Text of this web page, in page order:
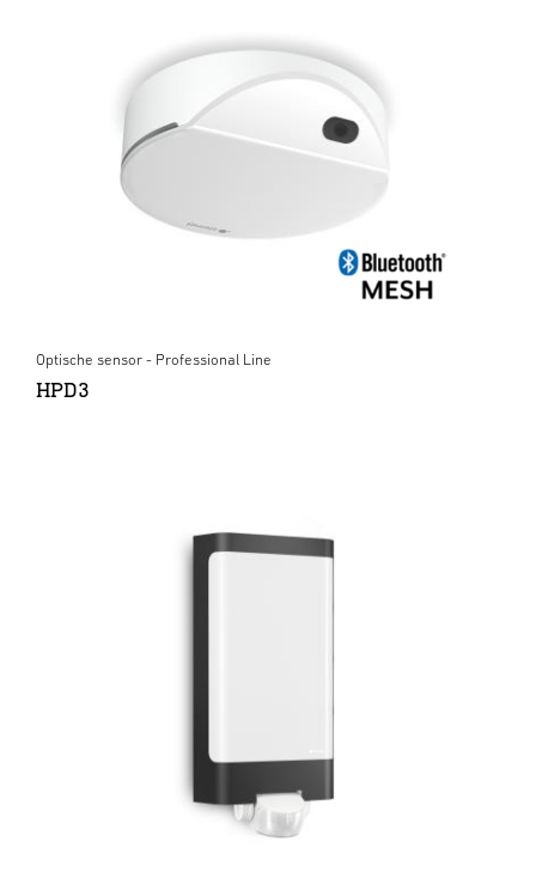
Optische sensor - Professional Line
HPD3